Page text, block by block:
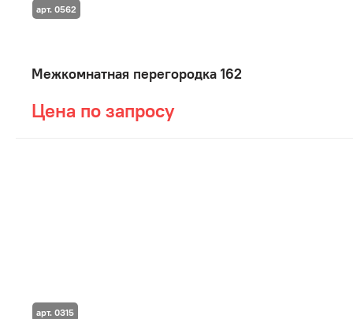
Межкомнатная перегородка 162
Цена по запросу
арт. 0562
арт. 0315